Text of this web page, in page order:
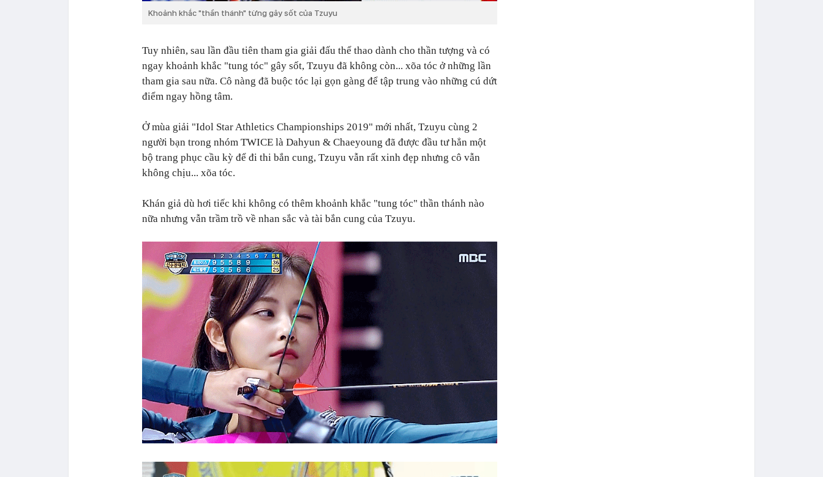
Khoảnh khắc "thần thánh" từng gây sốt của Tzuyu
Tuy nhiên, sau lần đầu tiên tham gia giải đấu thể thao dành cho thần tượng và có
ngay khoảnh khắc "tung tóc" gây sốt, Tzuyu đã không còn... xõa tóc ở những lần
tham gia sau nữa. Cô nàng đã buộc tóc lại gọn gàng để tập trung vào những cú dứt
điểm ngay hồng tâm.
Ở mùa giải "Idol Star Athletics Championships 2019" mới nhất, Tzuyu cùng 2
người bạn trong nhóm TWICE là Dahyun & Chaeyoung đã được đầu tư hẳn một
bộ trang phục cầu kỳ để đi thi bắn cung, Tzuyu vẫn rất xinh đẹp nhưng cô vẫn
không chịu... xõa tóc.
Khán giả dù hơi tiếc khi không có thêm khoảnh khắc "tung tóc" thần thánh nào
nữa nhưng vẫn trầm trồ về nhan sắc và tài bắn cung của Tzuyu.